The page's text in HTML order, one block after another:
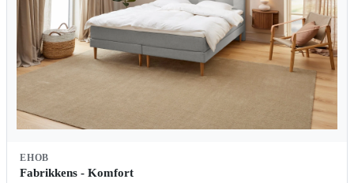
EHOB
Fabrikkens - Komfort